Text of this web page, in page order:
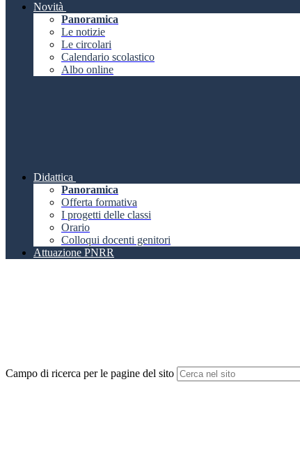
Novità
Panoramica
Le notizie
Le circolari
Calendario scolastico
Albo online
Didattica
Panoramica
Offerta formativa
I progetti delle classi
Orario
Colloqui docenti genitori
Attuazione PNRR
Campo di ricerca per le pagine del sito